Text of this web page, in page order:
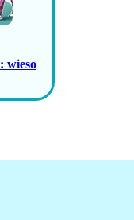
wieso